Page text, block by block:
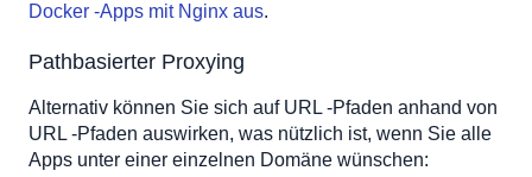
Docker -Apps mit Nginx aus.
Pathbasierter Proxying
Alternativ können Sie sich auf URL -Pfaden anhand von
URL -Pfaden auswirken, was nützlich ist, wenn Sie alle
Apps unter einer einzelnen Domäne wünschen: